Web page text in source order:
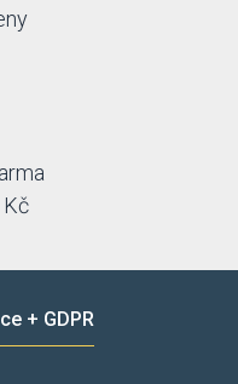
+ GDPR